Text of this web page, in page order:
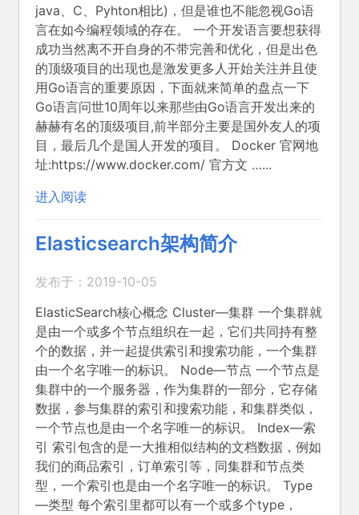
java、C、Pyhton相比)，但是谁也不能忽视Go语
言在如今编程领域的存在。 一个开发语言要想获得
成功当然离不开自身的不带完善和优化，但是出色
的顶级项目的出现也是激发更多人开始关注并且使
用Go语言的重要原因，下面就来简单的盘点一下
Go语言问世10周年以来那些由Go语言开发出来的
赫赫有名的顶级项目,前半部分主要是国外友人的项
目，最后几个是国人开发的项目。 Docker 官网地
址:https://www.docker.com/ 官方文 …...
进入阅读
Elasticsearch架构简介
发布于：2019-10-05
ElasticSearch核心概念 Cluster—集群 一个集群就
是由一个或多个节点组织在一起，它们共同持有整
个的数据，并一起提供索引和搜索功能，一个集群
由一个名字唯一的标识。 Node—节点 一个节点是
集群中的一个服务器，作为集群的一部分，它存储
数据，参与集群的索引和搜索功能，和集群类似，
一个节点也是由一个名字唯一的标识。 Index—索
引 索引包含的是一大推相似结构的文档数据，例如
我们的商品索引，订单索引等，同集群和节点类
型，一个索引也是由一个名字唯一的标识。 Type
—类型 每个索引里都可以有一个或多个type，